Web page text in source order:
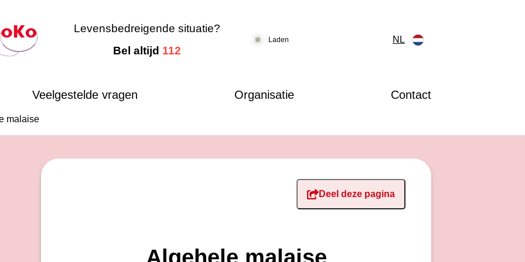
Levensbedreigende situatie?
Bel altijd 112
Laden NL
Veelgestelde vragen Organisatie Contact
malaise
Deel deze pagina